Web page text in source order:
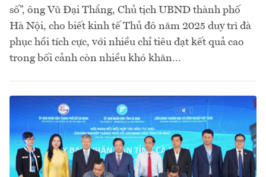
số”, ông Vũ Đại Thắng, Chủ tịch UBND thành phố
Hà Nội, cho biết kinh tế Thủ đô năm 2025 duy trì đà
phục hồi tích cực, với nhiều chỉ tiêu đạt kết quả cao
trong bối cảnh còn nhiều khó khăn…